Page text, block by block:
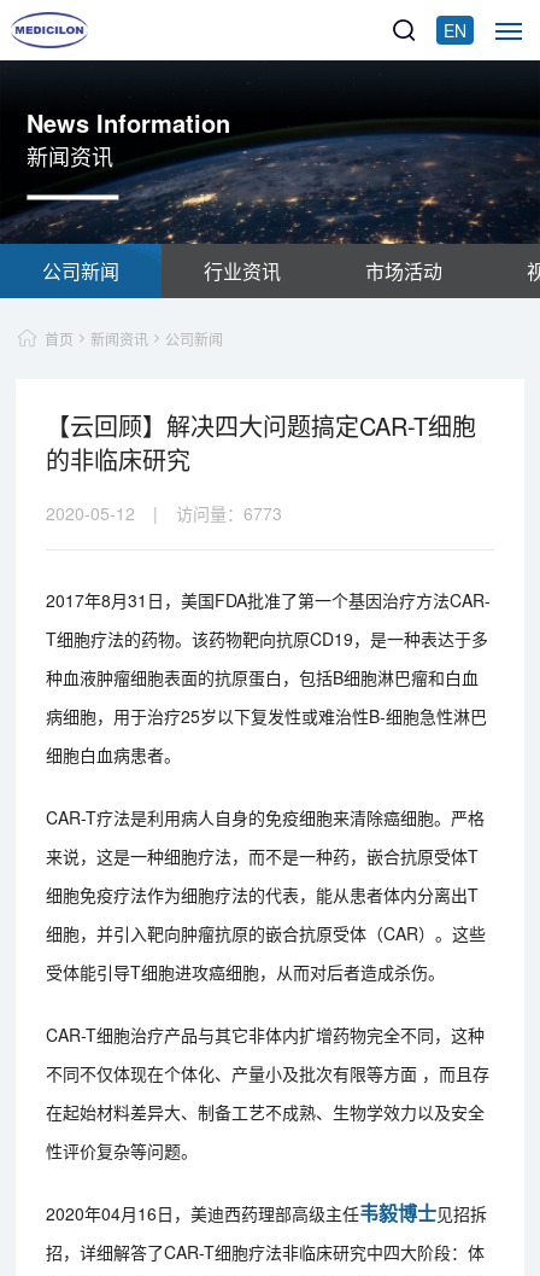
EN
News Information
新闻资讯
公司新闻 行业资讯 市场活动
首页 新闻资讯 公司新闻
【云回顾】解决四大问题搞定CAR-T细胞
的非临床研究
2020-05-12 | 访问量：6773
2017年8月31日，美国FDA批准了第一个基因治疗方法CAR-
T细胞疗法的药物。该药物靶向抗原CD19，是一种表达于多
种血液肿瘤细胞表面的抗原蛋白，包括B细胞淋巴瘤和白血
病细胞，用于治疗25岁以下复发性或难治性B-细胞急性淋巴
细胞白血病患者。
CAR-T疗法是利用病人自身的免疫细胞来清除癌细胞。严格
来说，这是一种细胞疗法，而不是一种药，嵌合抗原受体T
细胞免疫疗法作为细胞疗法的代表，能从患者体内分离出T
细胞，并引入靶向肿瘤抗原的嵌合抗原受体（CAR）。这些
受体能引导T细胞进攻癌细胞，从而对后者造成杀伤。
CAR-T细胞治疗产品与其它非体内扩增药物完全不同，这种
不同不仅体现在个体化、产量小及批次有限等方面 ，而且存
在起始材料差异大、制备工艺不成熟、生物学效力以及安全
性评价复杂等问题。
2020年04月16日，美迪西药理部高级主任韦毅博士见招拆
招，详细解答了CAR-T细胞疗法非临床研究中四大阶段：体